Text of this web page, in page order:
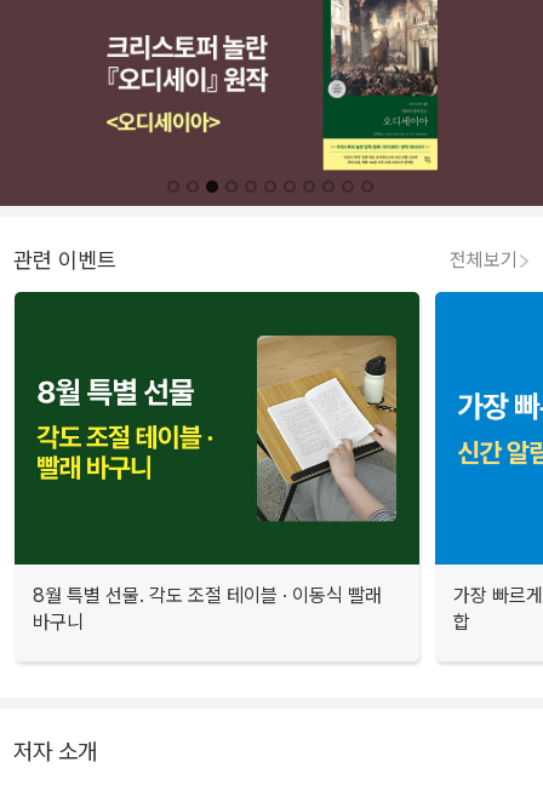
관련 이벤트 전체보기
8월 특별 선물. 각도 조절 테이블 · 이동식 빨래
바구니
가장 빠르
합
저자 소개